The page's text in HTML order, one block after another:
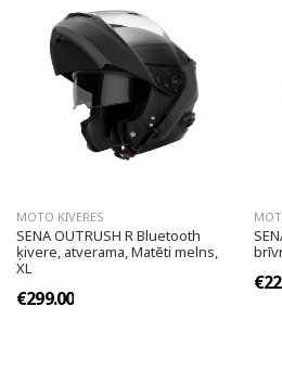
MOTO ĶIVERES
SENA OUTRUSH R Bluetooth
ķivere, atverama, Matēti melns,
XL
€299.00